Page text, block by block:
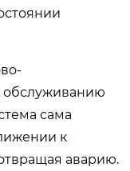
обслуживанию
сама
к
аварию.